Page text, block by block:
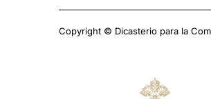
Copyright © Dicasterio para la